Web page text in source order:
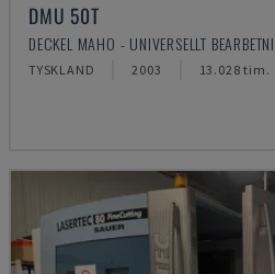
DMU 50T
DECKEL MAHO - UNIVERSELLT
TYSKLAND 2003 13.028 tim.